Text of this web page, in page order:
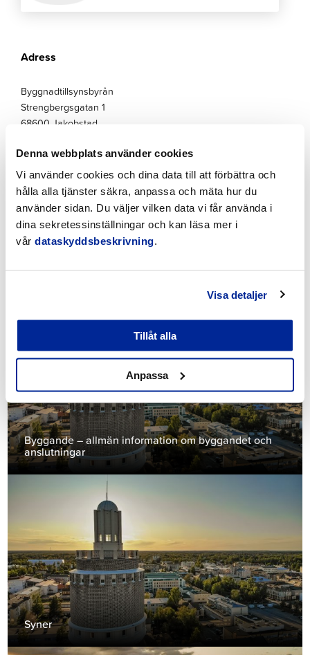
Denna webbplats använder cookies
Vi använder cookies och dina data till att förbättra och
hålla alla tjänster säkra, anpassa och mäta hur du
använder sidan. Du väljer vilken data vi får använda i
dina sekretessinställningar och kan läsa mer i
vår dataskyddsbeskrivning.
Visa detaljer
Tillåt alla
Anpassa
Adress
Byggnadtillsynsbyrån
Strengbergsgatan 1
68600 Jakobstad
Pb 41
68601 Jakobstad
OBS! Byggnadstillsynsbyrån är stängd 6.7.2026 – 26.7.2026
Byggande – allmän information om byggandet och
anslutningar
Syner